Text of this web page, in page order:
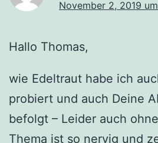
November 2, 2019
Hallo Thomas,
wie Edeltraut habe ich
probiert und auch Deine
befolgt – Leider auch
Thema ist so nervig und